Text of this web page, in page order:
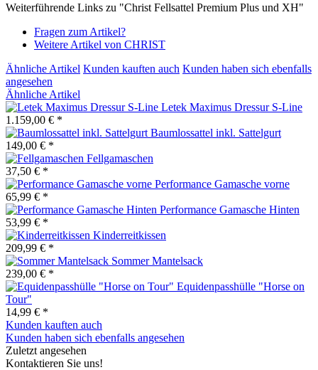
Weiterführende Links zu "Christ Fellsattel Premium Plus und XH"
Fragen zum Artikel?
Weitere Artikel von CHRIST
Ähnliche Artikel Kunden kauften auch Kunden haben sich ebenfalls
angesehen
Ähnliche Artikel
Letek Maximus Dressur S-Line
1.159,00 € *
Baumlossattel inkl. Sattelgurt
149,00 € *
Fellgamaschen
37,50 € *
Performance Gamasche vorne
65,99 € *
Performance Gamasche Hinten
53,99 € *
Kinderreitkissen
209,99 € *
Sommer Mantelsack
239,00 € *
Equidenpasshülle "Horse on
Tour"
14,99 € *
Kunden kauften auch
Kunden haben sich ebenfalls angesehen
Zuletzt angesehen
Kontaktieren Sie uns!